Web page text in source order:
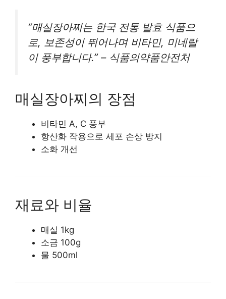
“매실장아찌는 한국 전통 발효 식품으
로, 보존성이 뛰어나며 비타민, 미네랄
이 풍부합니다.” – 식품의약품안전처
매실장아찌의 장점
비타민 A, C 풍부
항산화 작용으로 세포 손상 방지
소화 개선
재료와 비율
매실 1kg
소금 100g
물 500ml